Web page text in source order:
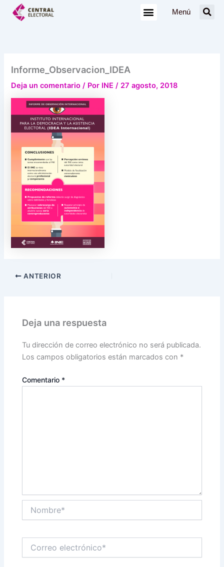
Menú
Informe_Observacion_IDEA
Deja un comentario / Por INE/ 27 agosto, 2018
ANTERIOR
Deja una respuesta
Tu dirección de correo electrónico no será publicada.
Los campos obligatorios están marcados con *
Comentario *
electrónico*